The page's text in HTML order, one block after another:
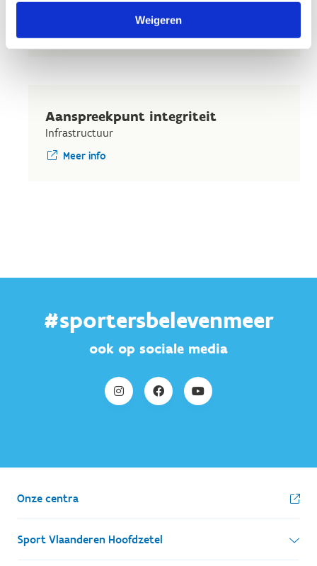
Weigeren
Aanspreekpunt integriteit
Infrastructuur
Meer info
#sportersbelevenmeer
ook op sociale media
Onze centra
Sport Vlaanderen Hoofdzetel